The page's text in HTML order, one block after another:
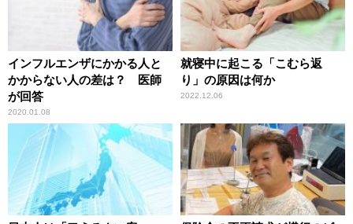
インフルエンザにかかる人と
かからない人の差は？ 医師
が回答
2020.01.08
就寝中に起こる「こむら返
り」の原因は何か
2022.12.06